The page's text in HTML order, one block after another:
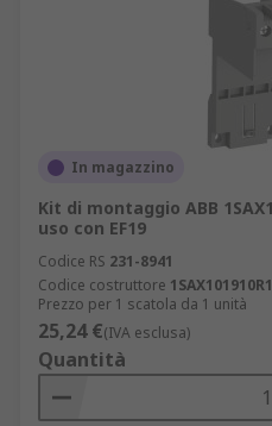
In magazzino
Kit di montaggio ABB
uso con EF19
Codice RS 231-8941
Codice costruttore
Prezzo per 1 scatola da 1 unità
25,24 €(IVA esclusa)
Quantità